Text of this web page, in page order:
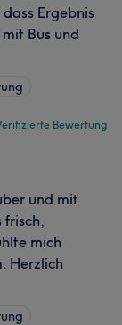
Ergebnis
Bus und
Bewertung
und mit
frisch,
mich
Herzlich